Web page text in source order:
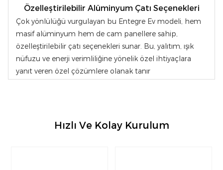
Özelleştirilebilir Alüminyum Çatı Seçenekleri
Çok yönlülüğü vurgulayan bu Entegre Ev modeli, hem
masif alüminyum hem de cam panellere sahip,
özelleştirilebilir çatı seçenekleri sunar. Bu, yalıtım, ışık
nüfuzu ve enerji verimliliğine yönelik özel ihtiyaçlara
yanıt veren özel çözümlere olanak tanır
Hızlı Ve Kolay Kurulum